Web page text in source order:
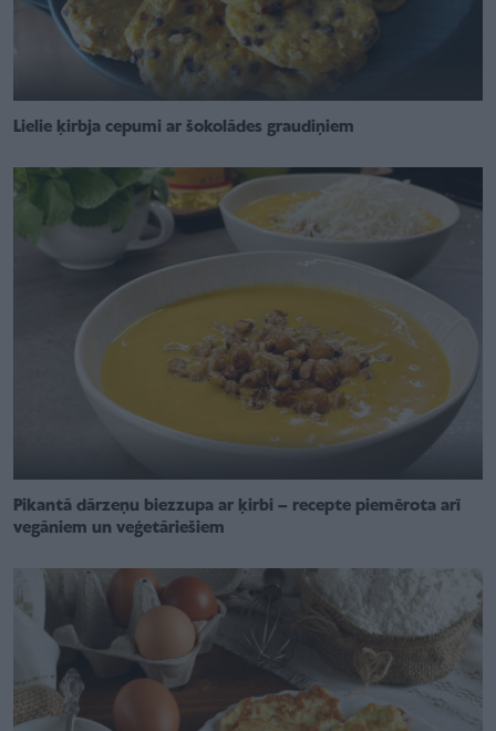
Lielie ķirbja cepumi ar šokolādes graudiņiem
Pikantā dārzeņu biezzupa ar ķirbi – recepte piemērota arī
vegāniem un veģetāriešiem